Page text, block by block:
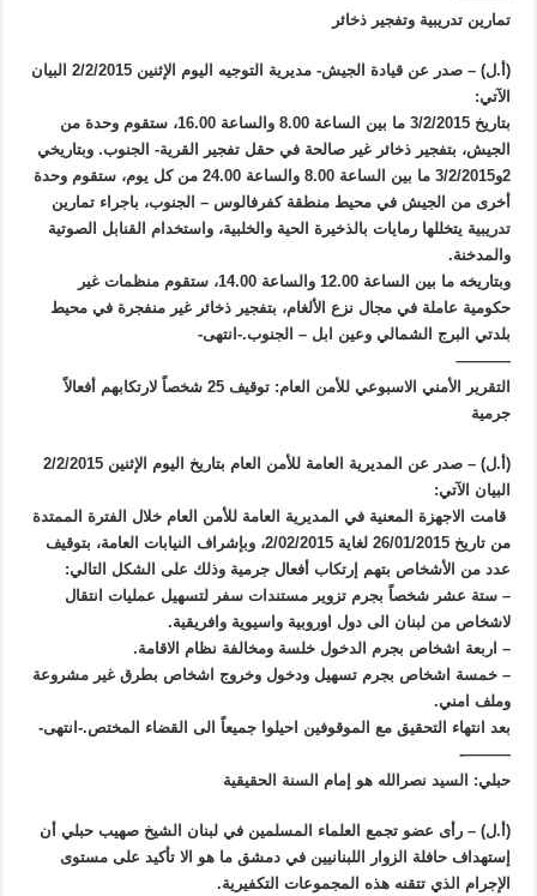
تمارين تدريبية وتفجير ذخائر
(أ.ل) – صدر عن قيادة الجيش- مديرية التوجيه اليوم الإثنين 2/2/2015 البيان
الآتي:
بتاريخ 3/2/2015 ما بين الساعة 8.00 والساعة 16.00، ستقوم وحدة من
الجيش، بتفجير ذخائر غير صالحة في حقل تفجير القرية- الجنوب. وبتاريخي
2و3/2/2015 ما بين الساعة 8.00 والساعة 24.00 من كل يوم، ستقوم وحدة
أخرى من الجيش في محيط منطقة كفرفالوس – الجنوب، باجراء تمارين
تدريبية يتخللها رمايات بالذخيرة الحية والخلبية، واستخدام القنابل الصوتية
والمدخنة.
وبتاريخه ما بين الساعة 12.00 والساعة 14.00، ستقوم منظمات غير
حكومية عاملة في مجال نزع الألغام، بتفجير ذخائر غير منفجرة في محيط
بلدتي البرج الشمالي وعين ابل – الجنوب.-انتهى-
———–
التقرير الأمني الاسبوعي للأمن العام: توقيف 25 شخصاً لارتكابهم أفعالاً
جرمية
(أ.ل) – صدر عن المديرية العامة للأمن العام بتاريخ اليوم الإثنين 2/2/2015
البيان الآتي:
قامت الاجهزة المعنية في المديرية العامة للأمن العام خلال الفترة الممتدة
من تاريخ 26/01/2015 لغاية 2/02/2015، وبإشراف النيابات العامة، بتوقيف
عدد من الأشخاص بتهم إرتكاب أفعال جرمية وذلك على الشكل التالي:
– ستة عشر شخصاً بجرم تزوير مستندات سفر لتسهيل عمليات انتقال
لاشخاص من لبنان الى دول اوروبية واسيوية وافريقية.
– اربعة اشخاص بجرم الدخول خلسة ومخالفة نظام الاقامة.
– خمسة اشخاص بجرم تسهيل ودخول وخروج اشخاص بطرق غير مشروعة
وملف امني.
بعد انتهاء التحقيق مع الموقوفين احيلوا جميعاً الى القضاء المختص.-انتهى-
———-
حبلي: السيد نصرالله هو إمام السنة الحقيقية
(أ.ل) – رأى عضو تجمع العلماء المسلمين في لبنان الشيخ صهيب حبلي أن
إستهداف حافلة الزوار اللبنانيين في دمشق ما هو الا تأكيد على مستوى
الإجرام الذي تتقنه هذه المجموعات التكفيرية.